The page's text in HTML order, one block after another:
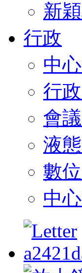
新
行政
中
行
會
液
數
中